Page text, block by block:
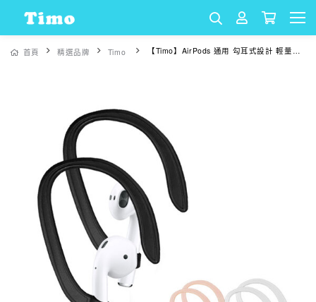
首頁 精選品牌 Timo 【Timo】AirPods 通用 勾耳式設計 輕量貼耳減震防丟運動耳掛(三色一組)